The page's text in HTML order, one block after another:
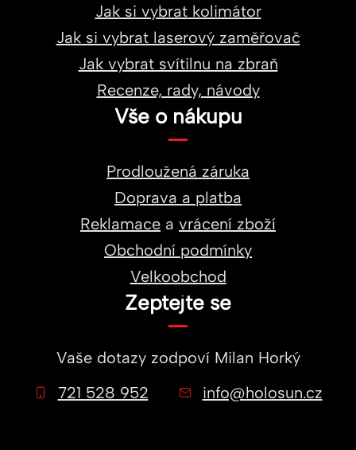
Jak si vybrat kolimátor
Jak si vybrat laserový zaměřovač
Jak vybrat svítilnu na zbraň
Recenze, rady, návody
Vše o nákupu
Prodloužená záruka
Doprava a platba
Reklamace a vrácení zboží
Obchodní podmínky
Velkoobchod
Zeptejte se
Vaše dotazy zodpoví Milan Horký
721 528 952
info@holosun.cz